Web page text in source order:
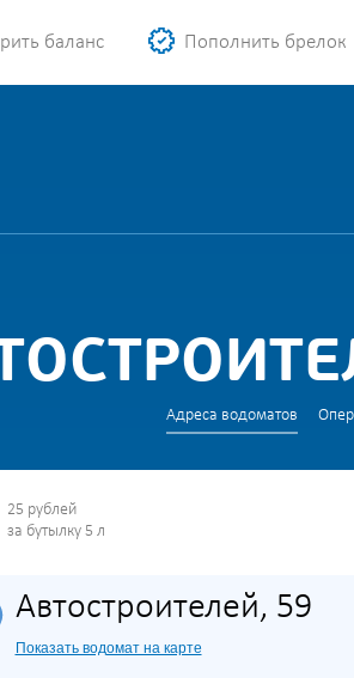
баланс Пополнить брелок
Адреса водоматов
25 рублей
за бутылку 5 л
Автостроителей, 59
Показать водомат на карте